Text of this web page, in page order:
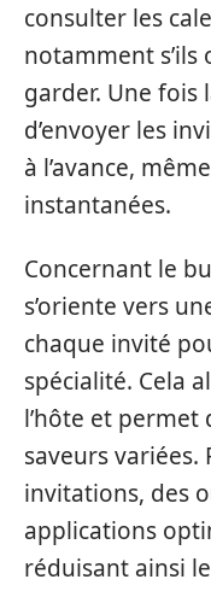
consulter les
notamment
garder. Une fois
d’envoyer les
à l’avance,
instantanées.
Concernant le
s’oriente vers
chaque invité
spécialité. Cela
l’hôte et
saveurs
invitations, des
applications
réduisant ainsi